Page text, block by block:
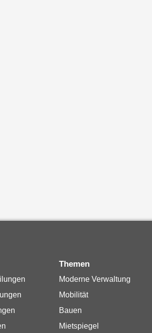
Themen
Moderne Verwaltung
Mobilität
Bauen
Mietspiegel